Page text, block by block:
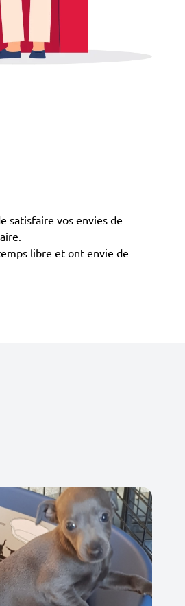
satisfaire vos envies de
libre et ont envie de